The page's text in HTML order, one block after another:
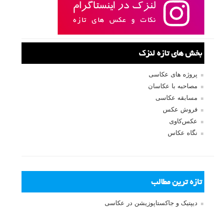
بخش های تازه لنزک
پروژه های عکاسی
مصاحبه با عکاسان
مسابقه عکاسی
فروش عکس
عکس‌کاوی
نگاه عکاس
تازه ترین مطالب
دیپتیک و جاکستا‌پوزیشن در عکاسی